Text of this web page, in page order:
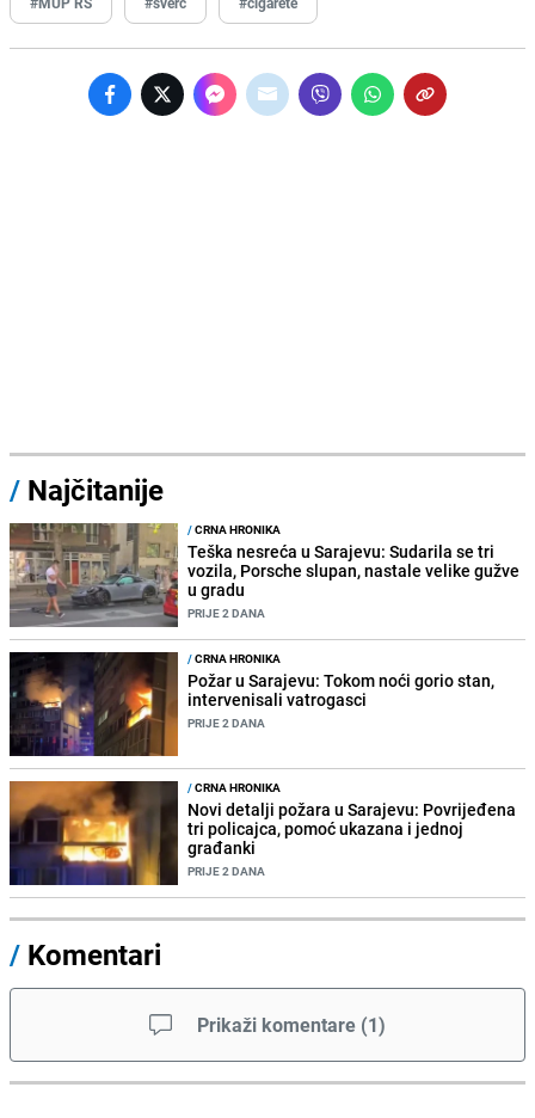
/ Najčitanije
/CRNA HRONIKA
Teška nesreća u Sarajevu: Sudarila se tri
vozila, Porsche slupan, nastale velike gužve
u gradu
PRIJE 2 DANA
/CRNA HRONIKA
Požar u Sarajevu: Tokom noći gorio stan,
intervenisali vatrogasci
PRIJE 2 DANA
/CRNA HRONIKA
Novi detalji požara u Sarajevu: Povrijeđena
tri policajca, pomoć ukazana i jednoj
građanki
PRIJE 2 DANA
/ Komentari
Prikaži komentare (1)